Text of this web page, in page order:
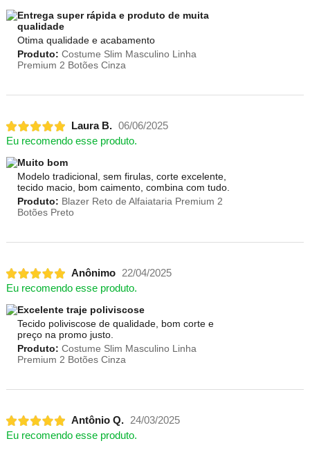
Entrega super rápida e produto de muita
qualidade
Otima qualidade e acabamento
Produto: Costume Slim Masculino Linha
Premium 2 Botões Cinza
Laura B. 06/06/2025
Eu recomendo esse produto.
Muito bom
Modelo tradicional, sem firulas, corte excelente,
tecido macio, bom caimento, combina com tudo.
Produto: Blazer Reto de Alfaiataria Premium 2
Botões Preto
Anônimo 22/04/2025
Eu recomendo esse produto.
Excelente traje poliviscose
Tecido poliviscose de qualidade, bom corte e
preço na promo justo.
Produto: Costume Slim Masculino Linha
Premium 2 Botões Cinza
Antônio Q. 24/03/2025
Eu recomendo esse produto.